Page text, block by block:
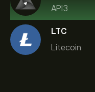
API3
LTC
Litecoin